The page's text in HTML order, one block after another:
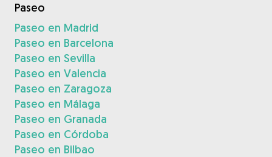
Paseo
Paseo en Madrid
Paseo en Barcelona
Paseo en Sevilla
Paseo en Valencia
Paseo en Zaragoza
Paseo en Málaga
Paseo en Granada
Paseo en Córdoba
Paseo en Bilbao